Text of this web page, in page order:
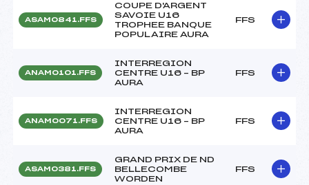
ASAM0841.FFS
COUPE D'ARGENT
SAVOIE U16
TROPHEE BANQUE
POPULAIRE AURA
FFS
ANAM0101.FFS
INTERREGION
CENTRE U16 – BP
AURA
FFS
ANAM0071.FFS
INTERREGION
CENTRE U16 – BP
AURA
FFS
ASAM0381.FFS
GRAND PRIX DE ND
BELLECOMBE
WORDEN
FFS